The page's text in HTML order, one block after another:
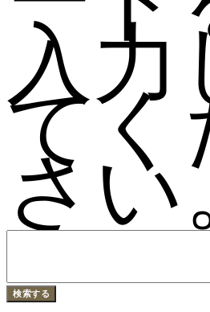
入力
てく
さい